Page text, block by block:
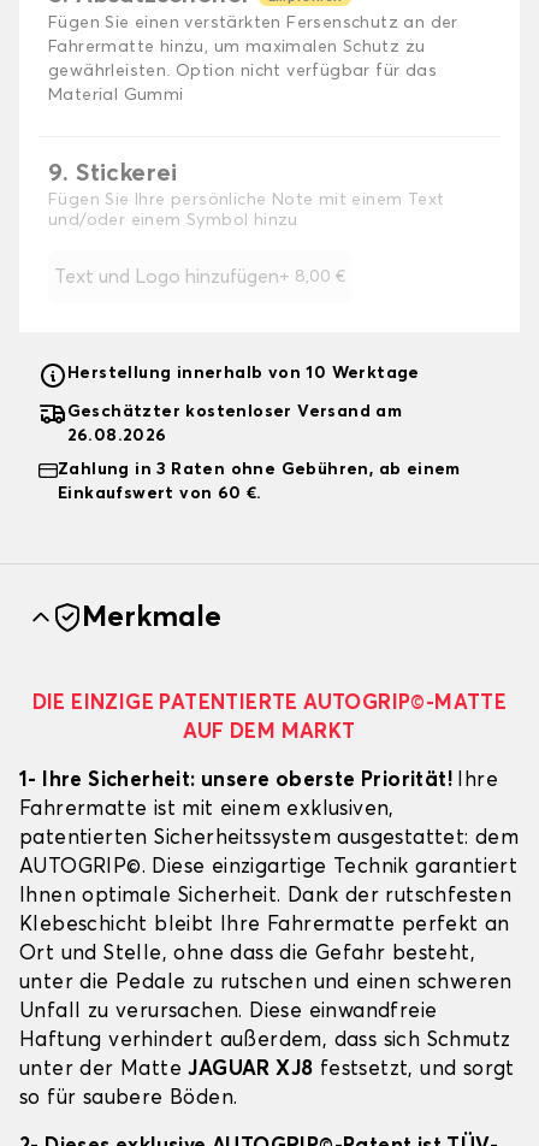
Fügen Sie einen verstärkten Fersenschutz an der
Fahrermatte hinzu, um maximalen Schutz zu
gewährleisten. Option nicht verfügbar für das
Material Gummi
9. Stickerei
Fügen Sie Ihre persönliche Note mit einem Text
und/oder einem Symbol hinzu
Text und Logo hinzufügen+ 8,00 €
Herstellung innerhalb von 10 Werktage
Geschätzter kostenloser Versand am
26.08.2026
Zahlung in 3 Raten ohne Gebühren, ab einem
Einkaufswert von 60 €.
Merkmale
DIE EINZIGE PATENTIERTE AUTOGRIP©-MATTE
AUF DEM MARKT
1- Ihre Sicherheit: unsere oberste Priorität! Ihre
Fahrermatte ist mit einem exklusiven,
patentierten Sicherheitssystem ausgestattet: dem
AUTOGRIP©. Diese einzigartige Technik garantiert
Ihnen optimale Sicherheit. Dank der rutschfesten
Klebeschicht bleibt Ihre Fahrermatte perfekt an
Ort und Stelle, ohne dass die Gefahr besteht,
unter die Pedale zu rutschen und einen schweren
Unfall zu verursachen. Diese einwandfreie
Haftung verhindert außerdem, dass sich Schmutz
unter der MatteJAGUAR XJ8 festsetzt, und sorgt
so für saubere Böden.